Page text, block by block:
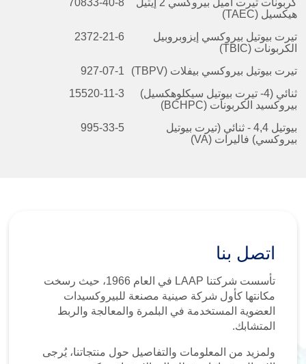
كربونات تيرت أميل بيروكسي 2 إيثيل
هيكسيل (TAEC)
70833-40-8
تيرت بيوتيل بيروكسي إيزوبروبيل
الكربونات (TBIC)
2372-21-6
تيرت بيوتيل بيروكسي بيفلات (TBPV)
927-07-1
ثنائي(
4- تيرت بيوتيل سيكلوهكسيل)
بيروكسيد الكربونات (BCHPC)
15520-11-3
بيوتيل 4, 4 -
ثنائي (تيرت بيوتيل
بيروكسي) فاليرات (VA)
995-33-5
اتصل بنا
تأسست شركتنا LAAP في العام 1966، حيث رسخت
مكانتها كأول شركة صينية مصنعة للبيروكسيدات
العضوية المستخدمة في البلمرة والمعالجة والربط
المتشابك.
ولمزيد من المعلومات والتفاصيل حول منتجاتنا، يُرجى